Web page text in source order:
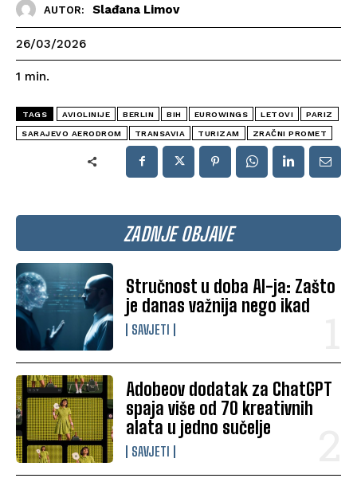
ZADNJE OBJAVE
Stručnost u doba AI-ja: Zašto
je danas važnija nego ikad
SAVJETI
Adobeov dodatak za ChatGPT
spaja više od 70 kreativnih
alata u jedno sučelje
SAVJETI
AUTOR: Slađana Limov
26/03/2026
1 min.
TAGS AVIOLINIJE BERLIN BIH EUROWINGS LETOVI PARIZ
SARAJEVO AERODROM TRANSAVIA TURIZAM ZRAČNI PROMET